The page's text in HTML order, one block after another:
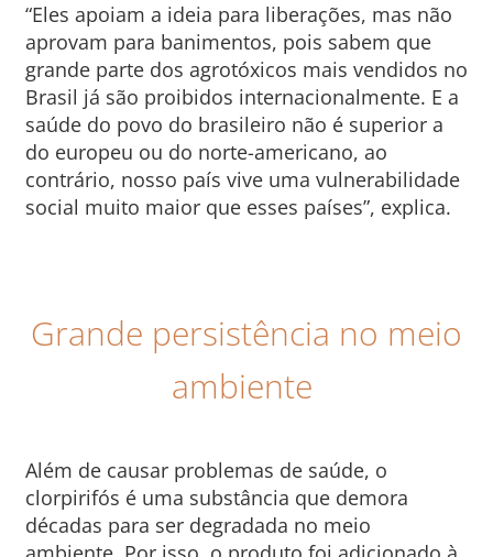
“Eles apoiam a ideia para liberações, mas não
aprovam para banimentos, pois sabem que
grande parte dos agrotóxicos mais vendidos no
Brasil já são proibidos internacionalmente. E a
saúde do povo do brasileiro não é superior a
do europeu ou do norte-americano, ao
contrário, nosso país vive uma vulnerabilidade
social muito maior que esses países”, explica.
Grande persistência no meio
ambiente
Além de causar problemas de saúde, o
clorpirifós é uma substância que demora
décadas para ser degradada no meio